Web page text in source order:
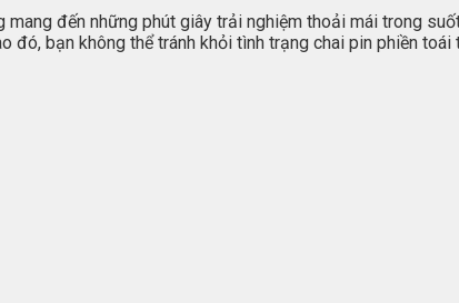
đến những phút giây trải nghiệm thoải mái trong
đó, bạn không thể tránh khỏi tình trạng chai pin phiền toái